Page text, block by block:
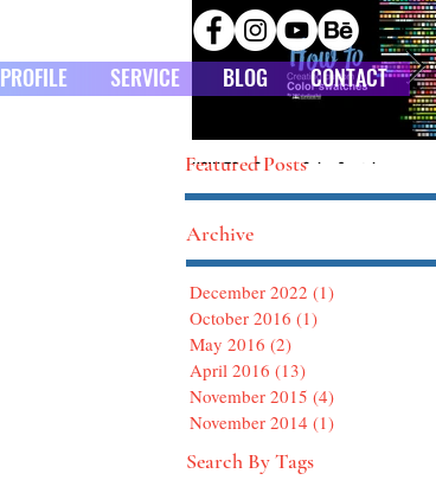
PROFILE SERVICE BLOG CONTACT
Featured Posts
HOW TO : Custom Color Swatches
Archive
December 2022 (1)
October 2016 (1)
May 2016 (2)
April 2016 (13)
November 2015 (4)
November 2014 (1)
Search By Tags